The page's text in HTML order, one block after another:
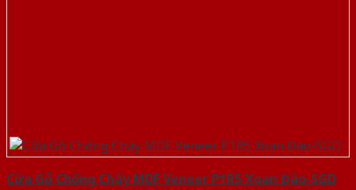
Cửa Gỗ Chống Cháy MDF Veneer P1R5 Xoan Đào-SGD